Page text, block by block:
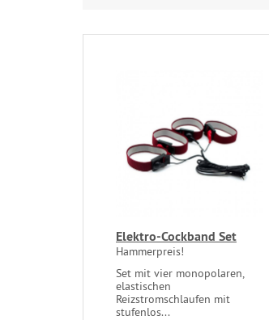
Elektro-Cockband Set
Hammerpreis!
Set mit vier monopolaren,
elastischen
Reizstromschlaufen mit
stufenlos...